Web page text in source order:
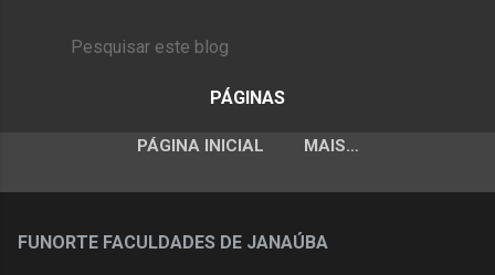
PÁGINAS
PÁGINA INICIAL MAIS…
FUNORTE FACULDADES DE JANAÚBA